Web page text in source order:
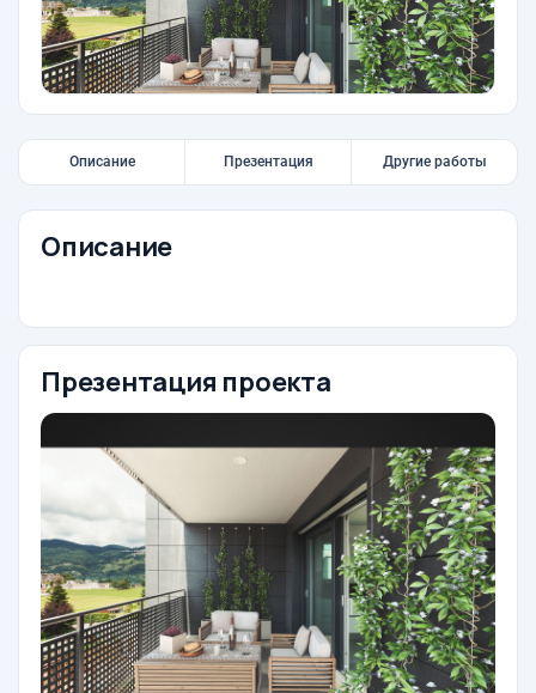
Описание Презентация Другие работы
Описание
Презентация проекта